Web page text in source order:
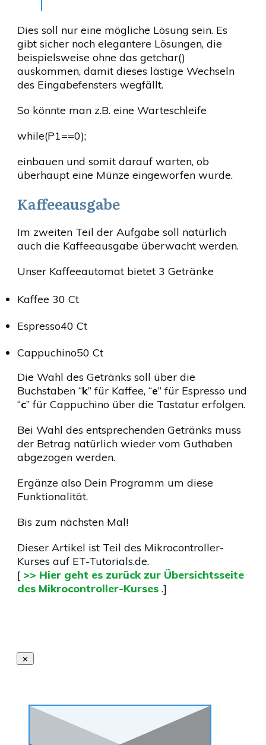
Dies soll nur eine mögliche Lösung sein. Es
gibt sicher noch elegantere Lösungen, die
beispielsweise ohne das getchar()
auskommen, damit dieses lästige Wechseln
des Eingabefensters wegfällt.
So könnte man z.B. eine Warteschleife
while(P1==0);
einbauen und somit darauf warten, ob
überhaupt eine Münze eingeworfen wurde.
Kaffeeausgabe
Im zweiten Teil der Aufgabe soll natürlich
auch die Kaffeeausgabe überwacht werden.
Unser Kaffeeautomat bietet 3 Getränke
Kaffee 30 Ct
Espresso40 Ct
Cappuchino50 Ct
Die Wahl des Getränks soll über die
Buchstaben “k” für Kaffee, “e” für Espresso und
“c” für Cappuchino über die Tastatur erfolgen.
Bei Wahl des entsprechenden Getränks muss
der Betrag natürlich wieder vom Guthaben
abgezogen werden.
Ergänze also Dein Programm um diese
Funktionalität.
Bis zum nächsten Mal!
Dieser Artikel ist Teil des Mikrocontroller-
Kurses auf ET-Tutorials.de.
[ >> Hier geht es zurück zur Übersichtsseite
des Mikrocontroller-Kurses .]